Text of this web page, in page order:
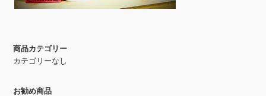
商品カテゴリー
カテゴリーなし
お勧め商品